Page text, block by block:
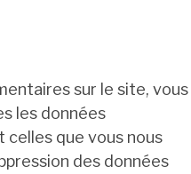
sur le site, vous
les données
celles que vous nous
des données